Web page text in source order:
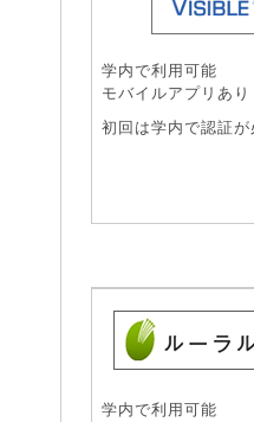
学内で利用可能
モバイルアプリあり
初回は学内で認証が
学内で利用可能